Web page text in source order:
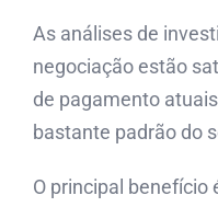
As análises de
negociação estão
de pagamento
bastante padrão do
O principal benefício